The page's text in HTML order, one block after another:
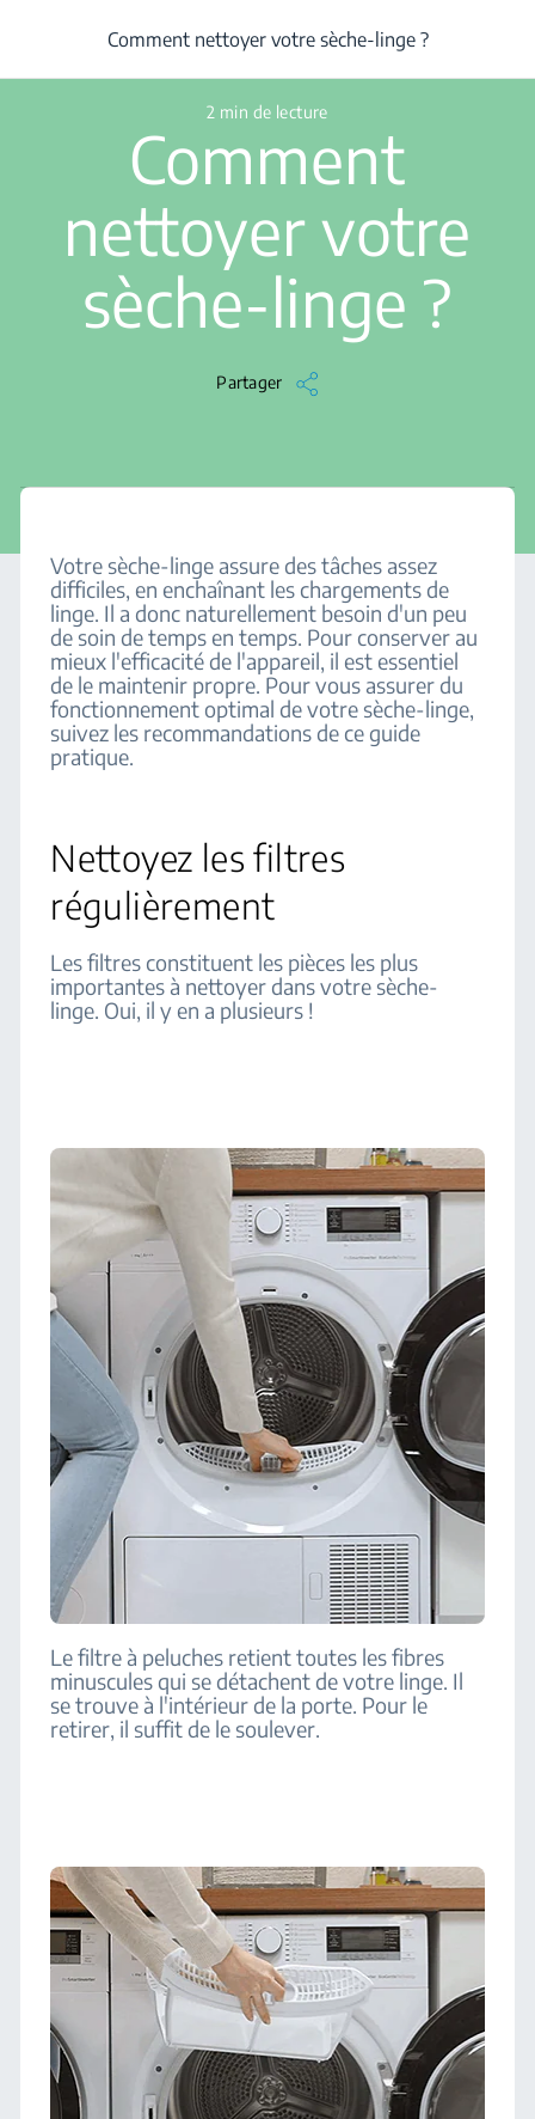
Comment nettoyer votre sèche-linge ?
2 min de lecture
Comment
nettoyer votre
sèche-linge ?
Partager
Comment nettoyer votre sèche-linge ?
Votre sèche-linge assure des tâches assez
difficiles, en enchaînant les chargements de
linge. Il a donc naturellement besoin d'un peu
de soin de temps en temps. Pour conserver au
mieux l'efficacité de l'appareil, il est essentiel
de le maintenir propre. Pour vous assurer du
fonctionnement optimal de votre sèche-linge,
suivez les recommandations de ce guide
pratique.
Nettoyez les filtres
régulièrement
Les filtres constituent les pièces les plus
importantes à nettoyer dans votre sèche-
linge. Oui, il y en a plusieurs !
Le filtre à peluches retient toutes les fibres
minuscules qui se détachent de votre linge. Il
se trouve à l'intérieur de la porte. Pour le
retirer, il suffit de le soulever.